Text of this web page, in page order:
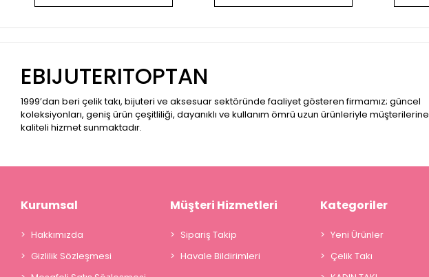
EBIJUTERITOPTAN
1999’dan beri çelik takı, bijuteri ve aksesuar sektöründe faaliyet gösteren firmamız; güncel
koleksiyonları, geniş ürün çeşitliliği, dayanıklı ve kullanım ömrü uzun ürünleriyle müşterilerine
kaliteli hizmet sunmaktadır.
Kurumsal
Hakkımızda
Gizlilik Sözleşmesi
Müşteri Hizmetleri
Sipariş Takip
Havale Bildirimleri
Kategoriler
Yeni Ürünler
Çelik Takı